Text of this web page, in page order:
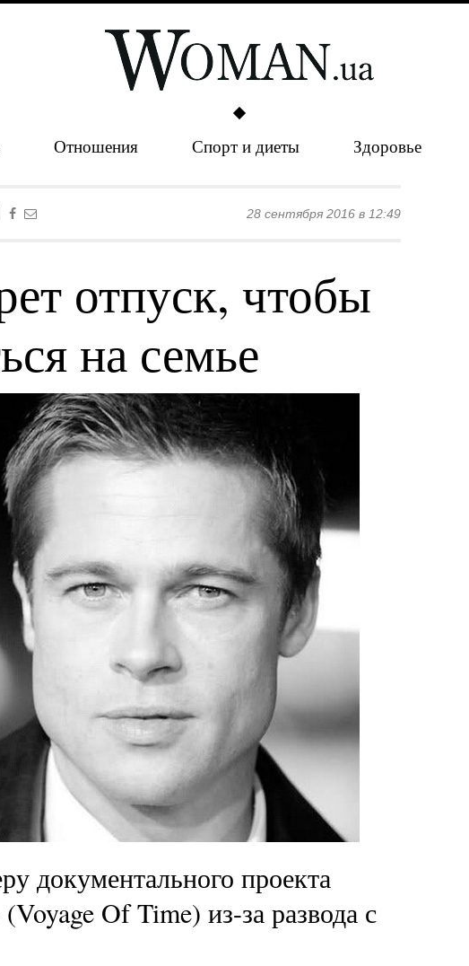
Отношения Спорт и диеты Здоровье
28 сентября 2016 в 12:49
отпуск, чтобы
на семье
документального проекта
Of Time) из-за развода с